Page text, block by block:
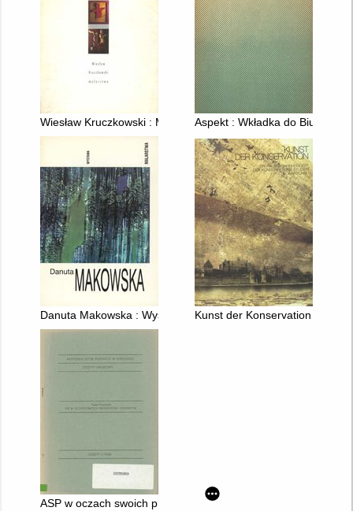
Wiesław Kruczkowski : MalarstwoAspekt : Wkładka do Biuletynu
Danuta Makowska : Wystawa malarstwaKunst der Konservation : Ein
ASP w oczach swoich profesorów i studentów